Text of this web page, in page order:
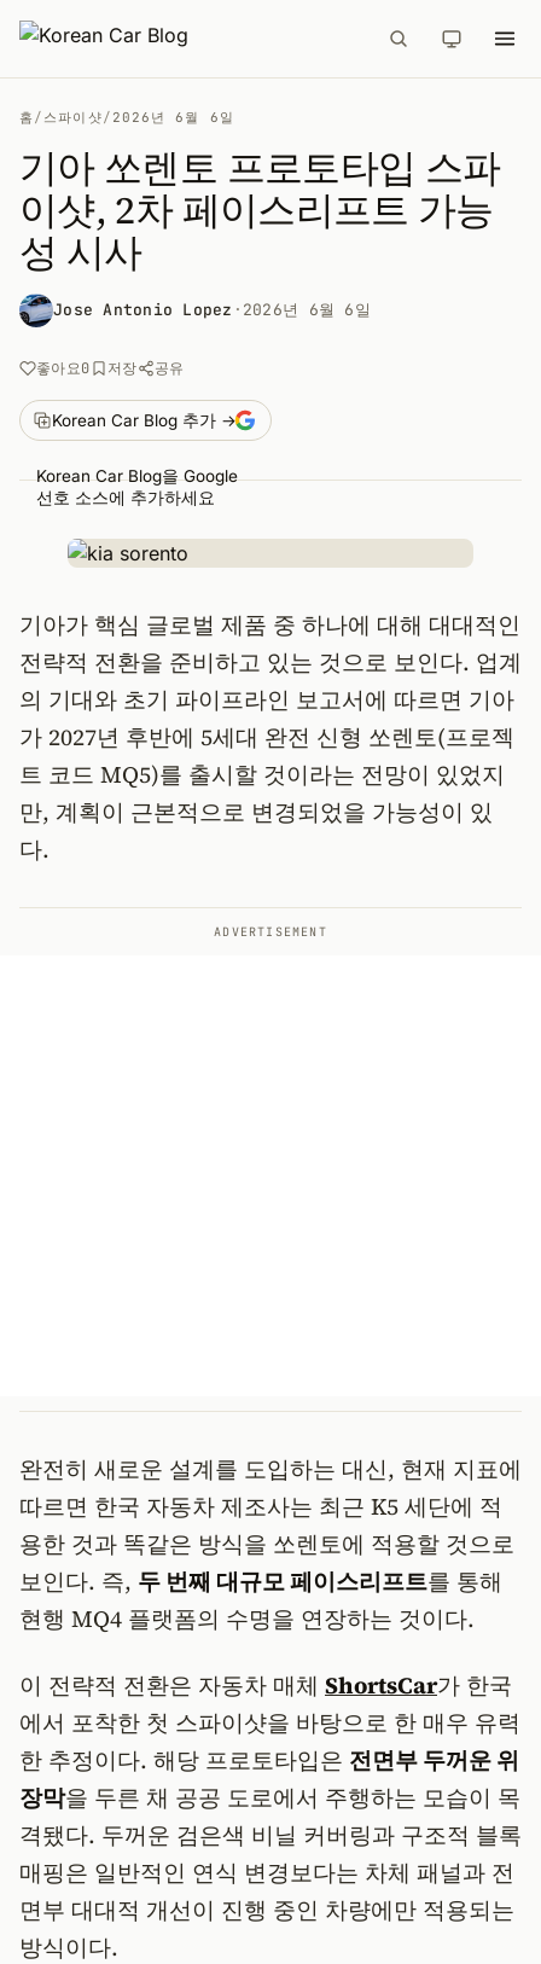
홈 / 스파이샷/ 2026년 6월 6일
기아 쏘렌토 프로토타입 스파
이샷, 2차 페이스리프트 가능
성 시사
Jose Antonio Lopez · 2026년 6월 6일
좋아요0 저장 공유
Korean Car Blog 추가 →
Korean Car Blog을 Google
선호 소스에 추가하세요
기아가 핵심 글로벌 제품 중 하나에 대해 대대적인
전략적 전환을 준비하고 있는 것으로 보인다. 업계
의 기대와 초기 파이프라인 보고서에 따르면 기아
가 2027년 후반에 5세대 완전 신형 쏘렌토(프로젝
트 코드 MQ5)를 출시할 것이라는 전망이 있었지
만, 계획이 근본적으로 변경되었을 가능성이 있
다.
ADVERTISEMENT
완전히 새로운 설계를 도입하는 대신, 현재 지표에
따르면 한국 자동차 제조사는 최근 K5 세단에 적
용한 것과 똑같은 방식을 쏘렌토에 적용할 것으로
보인다. 즉, 두 번째 대규모 페이스리프트를 통해
현행 MQ4 플랫폼의 수명을 연장하는 것이다.
이 전략적 전환은 자동차 매체 ShortsCar가 한국
에서 포착한 첫 스파이샷을 바탕으로 한 매우 유력
한 추정이다. 해당 프로토타입은 전면부 두꺼운 위
장막을 두른 채 공공 도로에서 주행하는 모습이 목
격됐다. 두꺼운 검은색 비닐 커버링과 구조적 블록
매핑은 일반적인 연식 변경보다는 차체 패널과 전
면부 대대적 개선이 진행 중인 차량에만 적용되는
방식이다.